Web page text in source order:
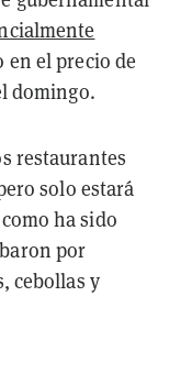
en el precio de
domingo.
restaurantes
solo estará
ha sido
por
cebollas y